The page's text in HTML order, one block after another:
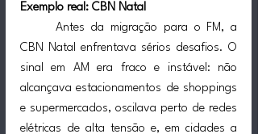
Exemplo real: CBN Natal
Antes da migração para o FM, a
CBN Natal enfrentava sérios desafios. O
sinal em AM era fraco e instável: não
alcançava estacionamentos de shoppings
e supermercados, oscilava perto de redes
elétricas de alta tensão e, em cidades a